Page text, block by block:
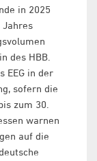
in 2025
Jahres
des HBB.
EEG in der
sofern die
zum 30.
warnen
auf die